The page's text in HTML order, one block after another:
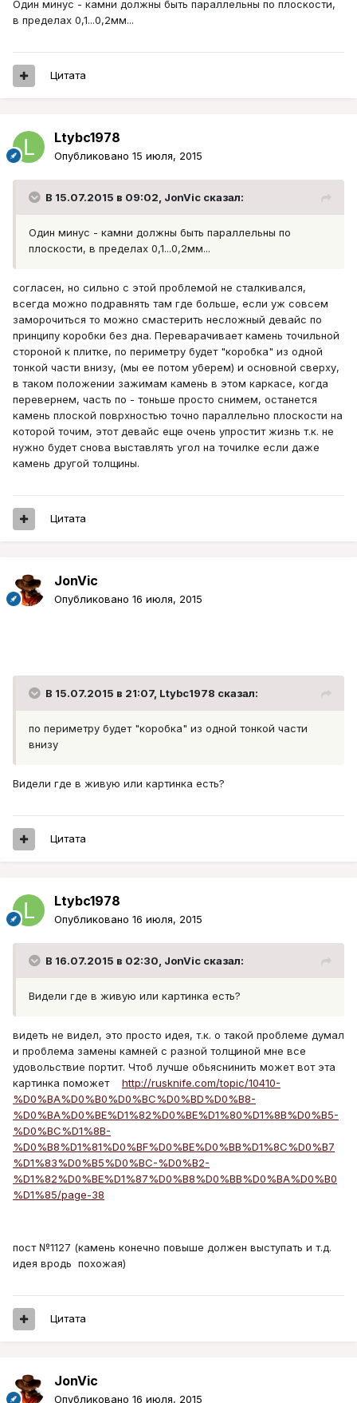
Один минус - камни должны быть параллельны по плоскости,
в пределах 0,1...0,2мм...
Цитата
Ltybc1978
Опубликовано 15 июля, 2015
В 15.07.2015 в 09:02, JonVic сказал:
Один минус - камни должны быть параллельны по
плоскости, в пределах 0,1...0,2мм...
согласен, но сильно с этой проблемой не сталкивался,
всегда можно подравнять там где больше, если уж совсем
заморочиться то можно смастерить несложный девайс по
принципу коробки без дна. Переварачивает камень точильной
стороной к плитке, по периметру будет "коробка" из одной
тонкой части внизу, (мы ее потом уберем) и основной сверху,
в таком положении зажимам камень в этом каркасе, когда
перевернем, часть по - тоньше просто снимем, останется
камень плоской поврхностью точно параллельно плоскости на
которой точим, этот девайс еще очень упростит жизнь т.к. не
нужно будет снова выставлять угол на точилке если даже
камень другой толщины.
Цитата
JonVic
Опубликовано 16 июля, 2015
В 15.07.2015 в 21:07, Ltybc1978 сказал:
по периметру будет "коробка" из одной тонкой части
внизу
Видели где в живую или картинка есть?
Цитата
Ltybc1978
Опубликовано 16 июля, 2015
В 16.07.2015 в 02:30, JonVic сказал:
Видели где в живую или картинка есть?
видеть не видел, это просто идея, т.к. о такой проблеме думал
и проблема замены камней с разной толщиной мне все
удовольствие портит. Чтоб лучше обьяснинить может вот эта
картинка поможет http://rusknife.com/topic/10410-
%D0%BA%D0%B0%D0%BC%D0%BD%D0%B8-
%D0%BA%D0%BE%D1%82%D0%BE%D1%80%D1%8B%D0%B5-
%D0%BC%D1%8B-
%D0%B8%D1%81%D0%BF%D0%BE%D0%BB%D1%8C%D0%B7
%D1%83%D0%B5%D0%BC-%D0%B2-
%D1%82%D0%BE%D1%87%D0%B8%D0%BB%D0%BA%D0%B0
%D1%85/page-38
пост №1127 (камень конечно повыше должен выступать и т.д.
идея вродь похожая)
Цитата
JonVic
Опубликовано 16 июля, 2015